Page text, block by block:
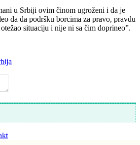
u Srbiji ovim činom ugroženi i da je
da da podršku borcima za pravo, pravdu
situaciju i nije ni sa čim doprineo”.